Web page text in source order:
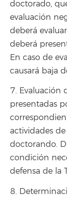
doctorado,
evaluación
deberá
deberá
En caso de
causará baja
7. Evaluación
presentadas
actividades
doctorando.
condición
defensa de la
8.